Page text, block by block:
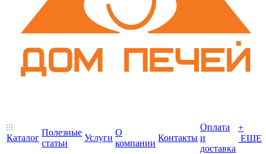
Каталог
Полезные
статьи
Услуги
О
компании
Контакты
Оплата
и
доставка
+
ЕЩЕ